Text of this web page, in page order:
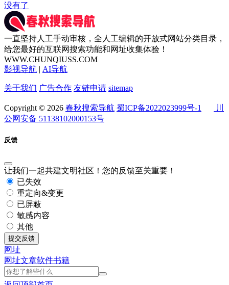
没有了
一直坚持人工手动审核，全人工编辑的开放式网站分类目录，
给您最好的互联网搜索功能和网址收集体验！
WWW.CHUNQIUSS.COM
影视导航 | AI导航
关于我们 广告合作 友链申请 sitemap
Copyright © 2026 春秋搜索导航 蜀ICP备2022023999号-1
川
公网安备 51138102000153号
反馈
让我们一起共建文明社区！您的反馈至关重要！
已失效
重定向&变更
已屏蔽
敏感内容
其他
提交反馈
网址
网址文章软件书籍